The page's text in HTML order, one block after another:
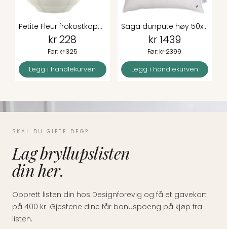
Petite Fleur frokostkopp 35 cl
kr 228
Før:kr 325
Legg i handlekurven
Saga dunpute høy 50x70 cm
kr 1439
Før:kr 2399
Legg i handlekurven
SKAL DU GIFTE DEG?
Lag bryllupslisten
din her.
Opprett listen din hos Designforevig og få et gavekort
på 400 kr. Gjestene dine får bonuspoeng på kjøp fra
listen.